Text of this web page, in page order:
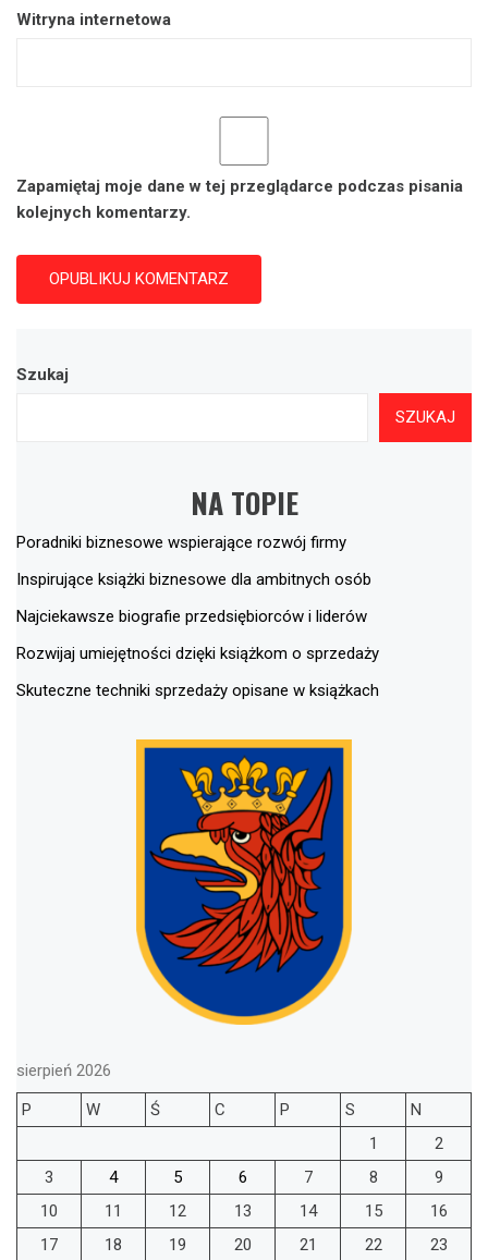
Witryna internetowa
Zapamiętaj moje dane w tej przeglądarce podczas pisania
kolejnych komentarzy.
Szukaj
SZUKAJ
NA TOPIE
Poradniki biznesowe wspierające rozwój firmy
Inspirujące książki biznesowe dla ambitnych osób
Najciekawsze biografie przedsiębiorców i liderów
Rozwijaj umiejętności dzięki książkom o sprzedaży
Skuteczne techniki sprzedaży opisane w książkach
sierpień 2026
P
W Ś C P S
N
1
2
3
4 5 6 7 8
9
10
11 12 13 14 15
16
17
18 19 20 21 22 23